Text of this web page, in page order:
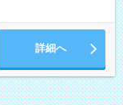
詳細へ